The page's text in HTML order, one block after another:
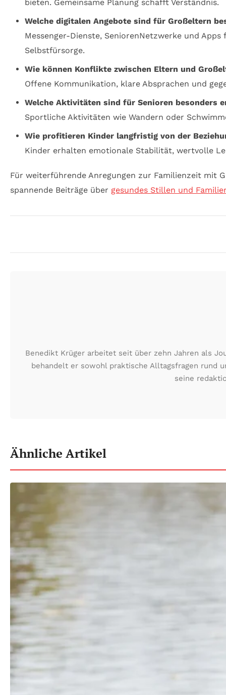
bieten. Gemeinsame Planung schafft Verständnis.
Welche digitalen Angebote sind für Großeltern
Messenger-Dienste, SeniorenNetzwerke und
Selbstfürsorge.
Wie können Konflikte zwischen Eltern und
Offene Kommunikation, klare Absprachen und
Welche Aktivitäten sind für Senioren besonders
Sportliche Aktivitäten wie Wandern oder
Wie profitieren Kinder langfristig von der
Kinder erhalten emotionale Stabilität, wertvolle
Für weiterführende Anregungen zur Familienzeit mit
spannende Beiträge über gesundes Stillen und
Benedikt Krüger arbeitet seit über zehn Jahren als
behandelt er sowohl praktische Alltagsfragen rund
seine
Ähnliche Artikel